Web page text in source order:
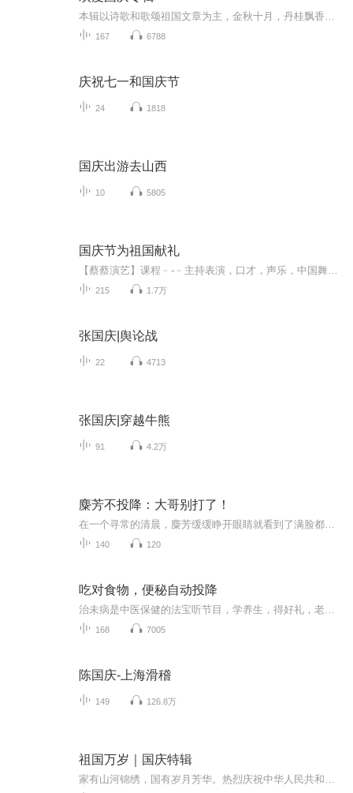
167 6788
庆祝七一和国庆节
24 1818
国庆出游去山西
10 5805
国庆节为祖国献礼
215 1.7万
张国庆|舆论战
22 4713
张国庆|穿越牛熊
91 4.2万
麋芳不投降：大哥别打了！
140 120
吃对食物，便秘自动投降
168 7005
陈国庆-上海滑稽
149 126.8万
祖国万岁｜国庆特辑